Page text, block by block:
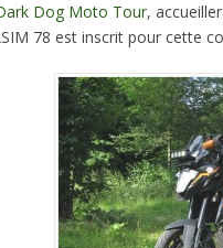
Dog Moto Tour,
78 est inscrit pour cette